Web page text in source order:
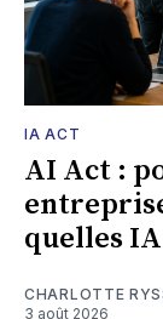
IA ACT
AI Act :
quelles
CHARLOTTE
3 août 2026